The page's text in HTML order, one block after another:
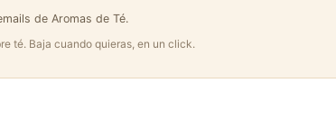
de Aromas de Té.
té. Baja cuando quieras, en un click.